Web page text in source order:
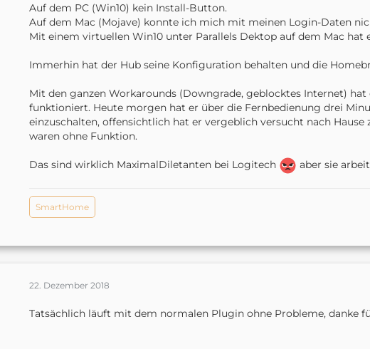
Auf dem PC (Win10) kein Install-Button.
Auf dem Mac (Mojave) konnte ich mich mit meinen Login-Daten
Mit einem virtuellen Win10 unter Parallels Dektop auf dem Mac hat
Immerhin hat der Hub seine Konfiguration behalten und die
Mit den ganzen Workarounds (Downgrade, geblocktes Internet)
funktioniert. Heute morgen hat er über die Fernbedienung drei
einzuschalten, offensichtlich hat er vergeblich versucht nach
waren ohne Funktion.
Das sind wirklich MaximalDiletanten bei Logitech aber sie
SmartHome
22. Dezember 2018
Tatsächlich läuft mit dem normalen Plugin ohne Probleme, danke